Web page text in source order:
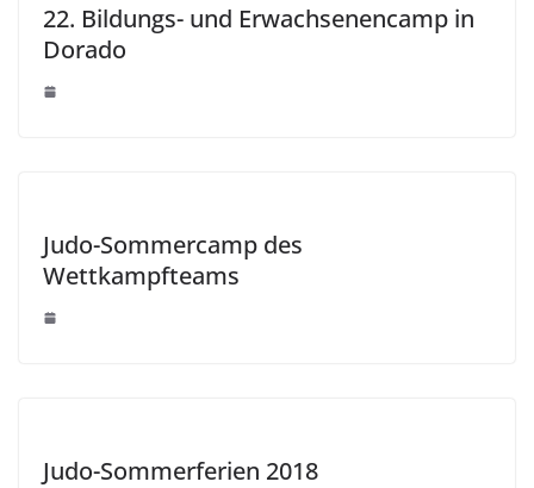
22. Bildungs- und Erwachsenencamp in
Dorado
Judo-Sommercamp des
Wettkampfteams
Judo-Sommerferien 2018